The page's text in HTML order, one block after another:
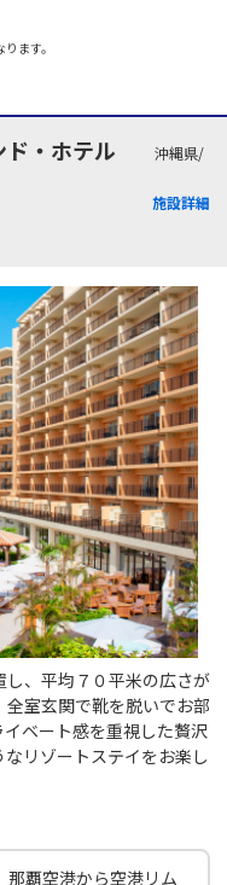
ます。
・ホテル
沖縄県/
施設詳細
、平均７０平米の広さが
室玄関で靴を脱いでお部
ベート感を重視した贅沢
リゾートステイをお楽し
那覇空港から空港リム